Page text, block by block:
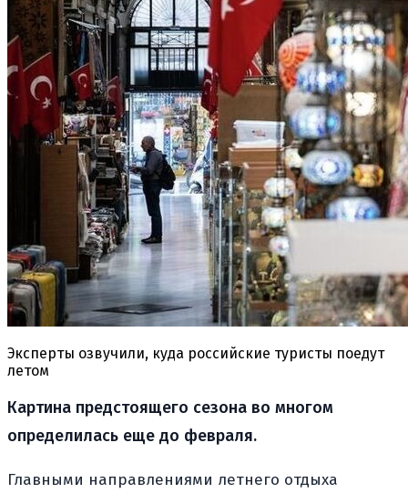
Эксперты озвучили, куда российские туристы поедут
летом
Картина предстоящего сезона во многом
определилась еще до февраля.
Главными направлениями летнего отдыха